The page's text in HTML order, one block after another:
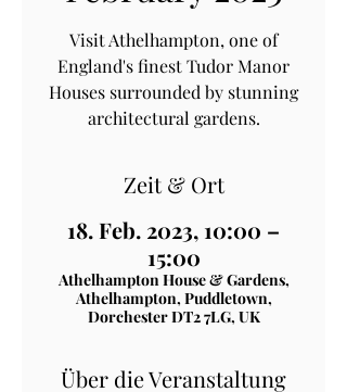
Visit Athelhampton, one of
England's finest Tudor Manor
Houses surrounded by stunning
architectural gardens.
Zeit & Ort
18. Feb. 2023, 10:00 –
15:00
Athelhampton House & Gardens,
Athelhampton, Puddletown,
Dorchester DT2 7LG, UK
Über die Veranstaltung